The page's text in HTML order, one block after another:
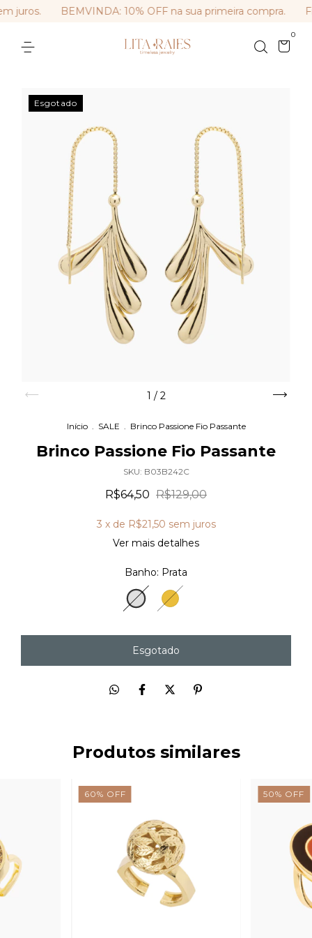
juros. BEMVINDA: 10% OFF na sua primeira compra.
0
Esgotado
1 / 2
Início SALE Brinco Passione Fio Passante
Brinco Passione Fio Passante
SKU: B03B242C
R$64,50 R$129,00
3 x de R$21,50 sem juros
Ver mais detalhes
Banho: Prata
Prata
Ouro
18K
Produtos similares
60% OFF 50% OFF